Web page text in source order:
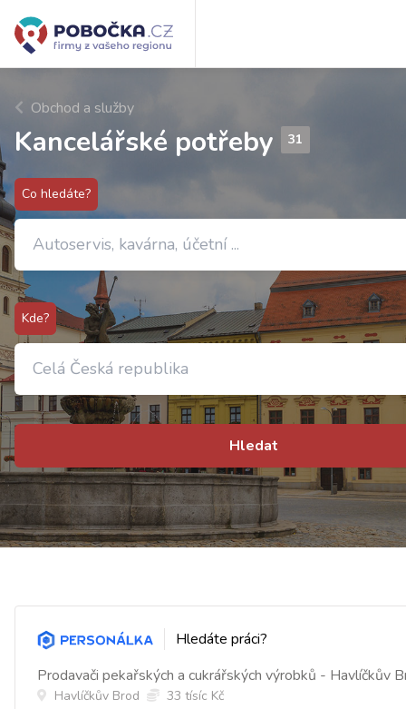
Obchod a služby
Kancelářské potřeby 31
Co hledáte?
Kde?
Hledat
Hledáte práci?
Prodavači pekařských a cukrářských výrobků - Havlíčkův
Havlíčkův Brod 33 tísíc Kč